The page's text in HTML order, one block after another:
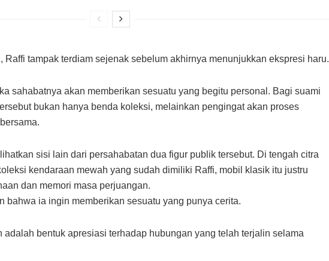
Raffi tampak terdiam sejenak sebelum akhirnya menunjukkan ekspresi haru.
sahabatnya akan memberikan sesuatu yang begitu personal. Bagi suami
bukan hanya benda koleksi, melainkan pengingat akan proses
sisi lain dari persahabatan dua figur publik tersebut. Di tengah citra
kendaraan mewah yang sudah dimiliki Raffi, mobil klasik itu justru
dan memori masa perjuangan.
bahwa ia ingin memberikan sesuatu yang punya cerita.
adalah bentuk apresiasi terhadap hubungan yang telah terjalin selama